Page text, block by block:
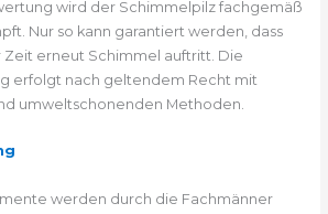
wird der Schimmelpilz fachgemäß
Nur so kann garantiert werden, dass
Zeit erneut Schimmel auftritt. Die
erfolgt nach geltendem Recht mit
umweltschonenden Methoden.
werden durch die Fachmänner